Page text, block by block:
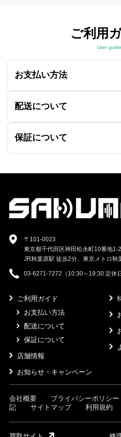
ご利用
User guide
お支払い方法
配送について
保証について
〒101-0023
東京都千代田区神田松永町10番地1-
JR秋葉原駅 徒歩2分、東京メトロ秋
03-6271-7272（10:30～19:30 定休
ご利用ガイド
お支払い方法
配送について
保証について
店舗情報
お知らせ・キャンペーン
会社概要 プライバシーポリシー
記
サイトマップ 利用規約